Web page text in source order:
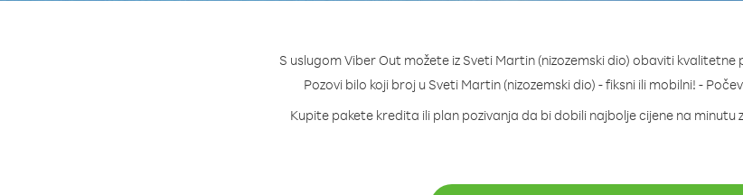
S uslugom Viber Out možete iz Sveti Martin (nizozemski dio) obaviti kvalitetne
Pozovi bilo koji broj u Sveti Martin (nizozemski dio) - fiksni ili mobilni! -
Kupite pakete kredita ili plan pozivanja da bi dobili najbolje cijene na minutu